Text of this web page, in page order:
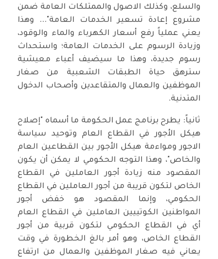
والسلع، وكذلك الاصول والممتلكات العامة ضمن
مشروع إعادة تسعير الخدمات العامة"... وهذا
يعني عملياً رفع أسعار الكهرباء والماء والوقود،
وزيادة الرسوم على الخدمات العامة؛ واستحداث
رسوم جديدة، وهذا ما سيضيف أعباء معيشية
سترهق حياة الطبقات الشعبية من صغار
الموظفين والعمال والمتقاعدين وأصحاب الدخول
المتدنية.
ثانياً: يطرح برنامج عمل الحكومة ما أسماه "إصلاح
هيكل الأجور في القطاع العام وتوحيد سياسة
الاجور ومواءمة هيكل الأجور بين القطاعين العام
والخاص"، وهذا التوجه الحكومي لا يمكن أن يكون
المقصود منه زيادة أجور العاملين في القطاع
الخاص لتكون قريبة من أجور العاملين في القطاع
الحكومي، وإنما المقصود هو خفض أجور
المواطنين الكوتييين العاملين في القطاع العام
أي في القطاع الحكومي لتكون قربية من أجور
القطاع الخاص، وهو أمر بالغ الخطورة في وقت
يعاني فيه صغار الموظفين والعمال من ارتفاع